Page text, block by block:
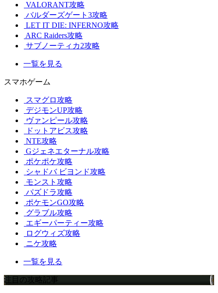
VALORANT攻略
バルダーズゲート3攻略
LET IT DIE: INFERNO攻略
ARC Raiders攻略
サブノーティカ2攻略
一覧を見る
スマホゲーム
スマグロ攻略
デジモンUP攻略
ヴァンピール攻略
ドットアビス攻略
NTE攻略
Gジェネエターナル攻略
ポケポケ攻略
シャドバ ビヨンド攻略
モンスト攻略
パズドラ攻略
ポケモンGO攻略
グラブル攻略
エギーパーティー攻略
ログウィズ攻略
ニケ攻略
一覧を見る
注目の攻略記事